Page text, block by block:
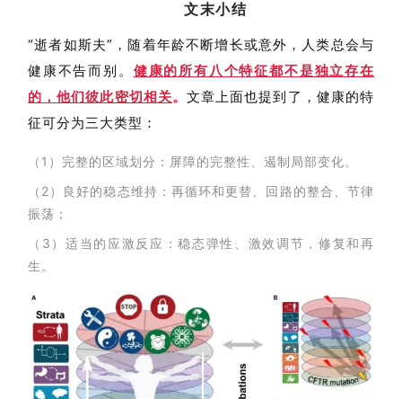
文末小结
“逝者如斯夫”，随着年龄不断增长或意外，人类总会与
健康不告而别。 健康的所有八个特征都不是独立存在
的，他们彼此密切相关。 文章上面也提到了，健康的特
征可分为三大类型：
（1）完整的区域划分：屏障的完整性、遏制局部变化。
（2）良好的稳态维持：再循环和更替、回路的整合、节律
振荡；
（3）适当的应激 反应：稳态弹性、激效调节，修复和再
生。